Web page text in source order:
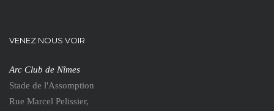
VENEZ NOUS VOIR
Arc Club de Nîmes
Stade de l'Assomption
Rue Marcel Pelissier,